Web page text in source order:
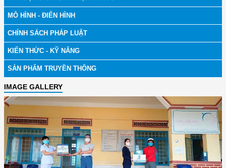
MÔ HÌNH - ĐIỂN HÌNH
CHÍNH SÁCH PHÁP LUẬT
KIẾN THỨC - KỸ NĂNG
SẢN PHẨM TRUYỀN THÔNG
IMAGE GALLERY